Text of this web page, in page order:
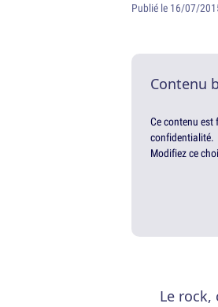
Publié le 16/07/
Contenu
Ce contenu est
confidentialité.
Modifiez ce
Le rock,